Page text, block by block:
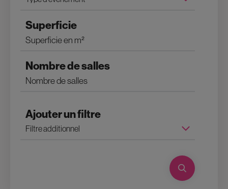
Superficie
Nombre de salles
Ajouter un filtre